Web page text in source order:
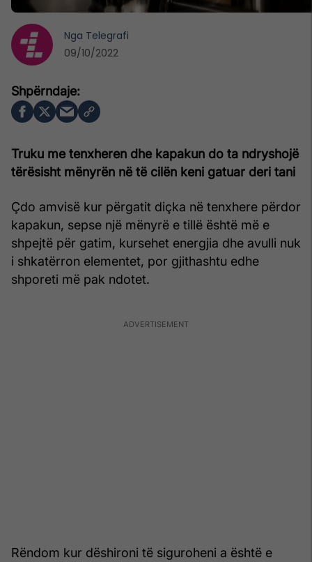
Truku me tenxheren dhe kapakun do ta ndryshojë
tërësisht mënyrën në të cilën keni gatuar deri tani
Çdo amvisë kur përgatit diçka në tenxhere përdor
kapakun, sepse një mënyrë e tillë është më e
shpejtë për gatim, kursehet energjia dhe avulli nuk
i shkatërron elementet, por gjithashtu edhe
shporeti më pak ndotet.
Rëndom kur dëshironi të siguroheni a është e
Nga Telegrafi
09/10/2022